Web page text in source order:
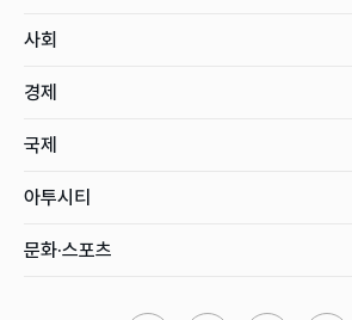
사회
경제
국제
아투시티
문화·스포츠